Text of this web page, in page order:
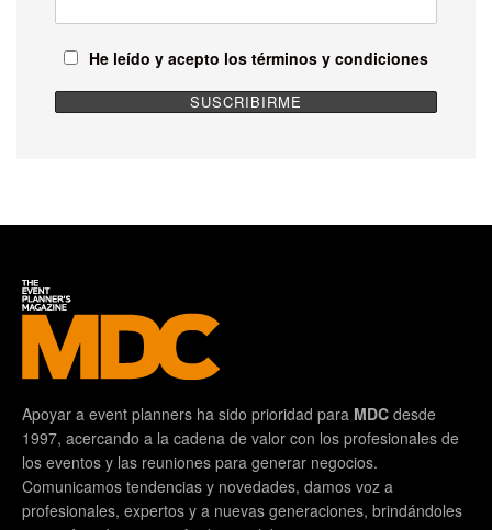
He leído y acepto los términos y condiciones
Apoyar a event planners ha sido prioridad para MDC desde
1997, acercando a la cadena de valor con los profesionales de
los eventos y las reuniones para generar negocios.
Comunicamos tendencias y novedades, damos voz a
profesionales, expertos y a nuevas generaciones, brindándoles